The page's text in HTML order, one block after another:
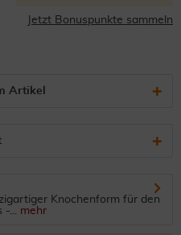
Jetzt Bonuspunkte sammeln
Artikel
Knochenform für den
-... mehr